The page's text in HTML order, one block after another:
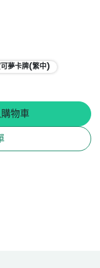
夢卡牌(繁中)
物車